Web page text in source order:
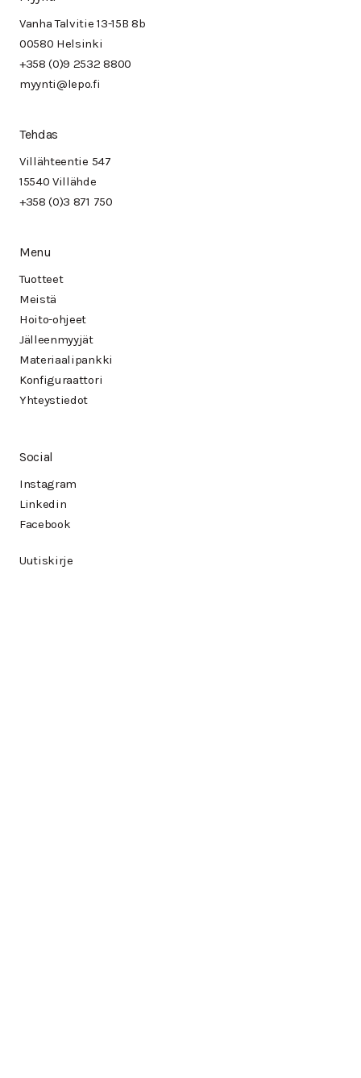
Vanha Talvitie 13-15B 8b
00580 Helsinki
+358 (0)9 2532 8800
myynti@lepo.fi
Tehdas
Villähteentie 547
15540 Villähde
+358 (0)3 871 750
Menu
Tuotteet
Meistä
Hoito-ohjeet
Jälleenmyyjät
Materiaalipankki
Konfiguraattori
Yhteystiedot
Social
Instagram
Linkedin
Facebook
Uutiskirje